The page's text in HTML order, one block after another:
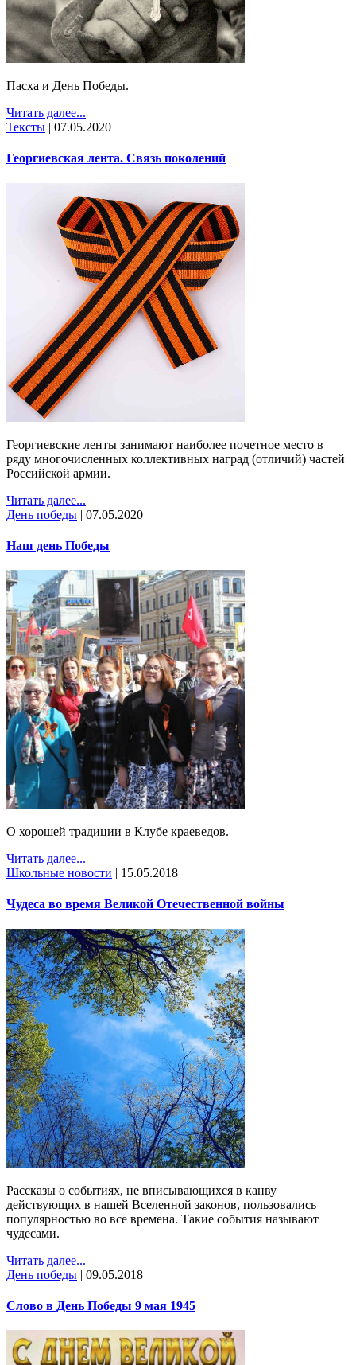
Пасха и День Победы.
Читать далее...
Тексты | 07.05.2020
Георгиевская лента. Cвязь поколений
Георгиевские ленты занимают наиболее почетное место в
ряду многочисленных коллективных наград (отличий) частей
Российской армии.
Читать далее...
День победы | 07.05.2020
Наш день Победы
О хорошей традиции в Клубе краеведов.
Читать далее...
Школьные новости | 15.05.2018
Чудеса во время Великой Отечественной войны
Рассказы о событиях, не вписывающихся в канву
действующих в нашей Вселенной законов, пользовались
популярностью во все времена. Такие события называют
чудесами.
Читать далее...
День победы | 09.05.2018
Слово в День Победы 9 мая 1945